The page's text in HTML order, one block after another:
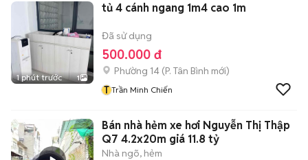
1 phút trước 1
tủ 4 cánh ngang 1m4 cao 1m
Đã sử dụng
500.000 đ
Phường 14 (P. Tân Bình mới)
T Trần Minh Chiến
Bán nhà hẻm xe hơi Nguyễn Thị Thập
Q7 4.2x20m giá 11.8 tỷ
Nhà ngõ, hẻm